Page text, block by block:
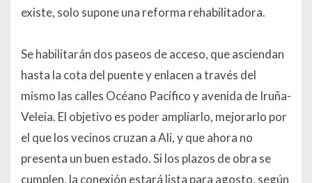
existe, solo supone una reforma rehabilitadora.
Se habilitarán dos paseos de acceso, que asciendan
hasta la cota del puente y enlacen a través del
mismo las calles Océano Pacífico y avenida de Iruña-
Veleia. El objetivo es poder ampliarlo, mejorarlo por
el que los vecinos cruzan a Ali, y que ahora no
presenta un buen estado. Si los plazos de obra se
cumplen, la conexión estará lista para agosto, según